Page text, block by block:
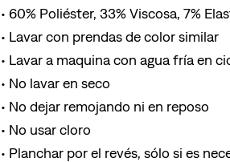
60% Poliéster, 33% Viscosa, 7%
Lavar con prendas de color similar
Lavar a maquina con agua fría en
No lavar en seco
No dejar remojando ni en reposo
No usar cloro
Planchar por el revés, sólo si es